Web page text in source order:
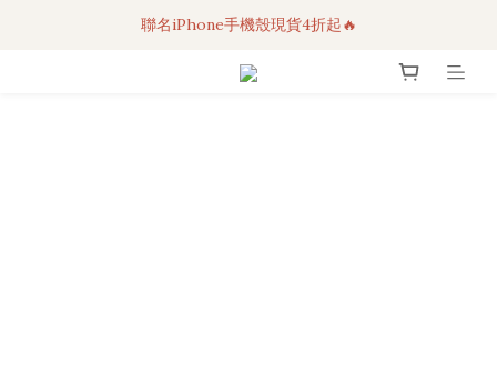
3C科技好物｜任選2件95折！
聯名iPhone手機殼現貨4折起🔥
超人氣聯名自動傘任2件9折！